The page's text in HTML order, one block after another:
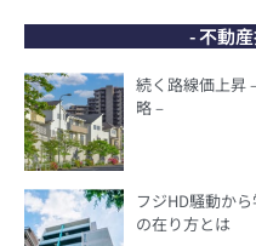
- 不動
続く路線価上昇
略 –
フジHD騒動か
の在り方とは